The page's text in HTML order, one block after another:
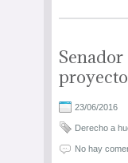
23/06/2016
Derecho a
No hay